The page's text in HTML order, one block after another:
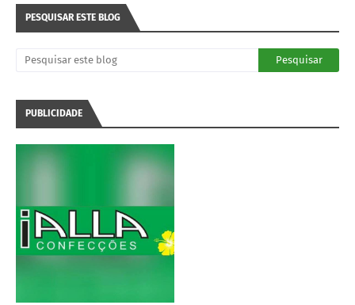
PESQUISAR ESTE BLOG
PUBLICIDADE